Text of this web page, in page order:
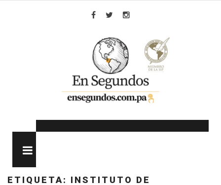
ETIQUETA: INSTITUTO DE